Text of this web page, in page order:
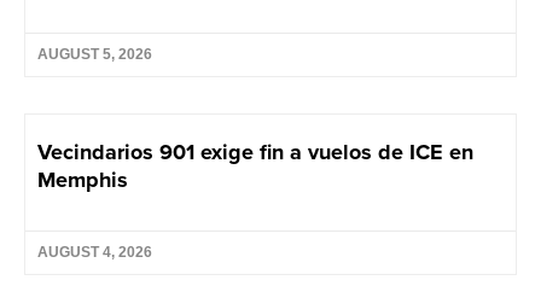
AUGUST 5, 2026
Vecindarios 901 exige fin a vuelos de ICE en
Memphis
AUGUST 4, 2026